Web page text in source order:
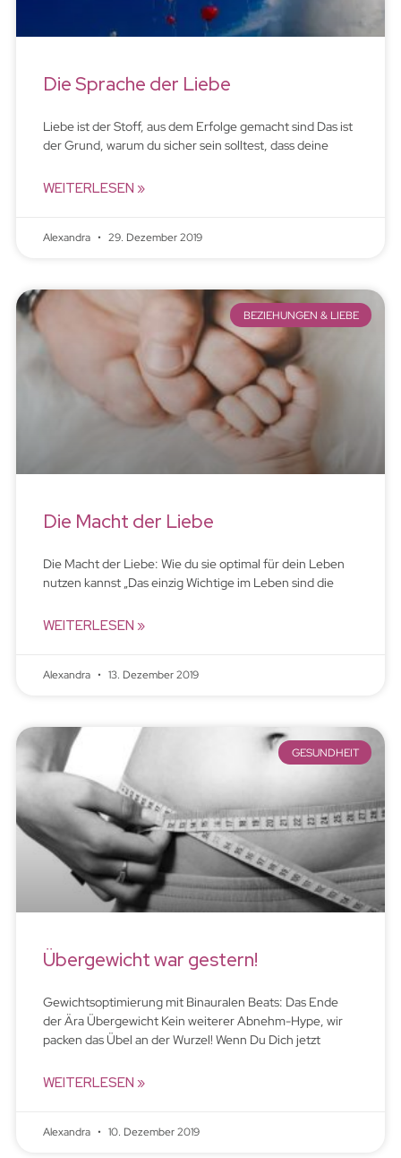
Die Sprache der Liebe
Liebe ist der Stoff, aus dem Erfolge gemacht sind Das ist
der Grund, warum du sicher sein solltest, dass deine
WEITERLESEN »
Alexandra 29. Dezember 2019
BEZIEHUNGEN & LIEBE
Die Macht der Liebe
Die Macht der Liebe: Wie du sie optimal für dein Leben
nutzen kannst „Das einzig Wichtige im Leben sind die
WEITERLESEN »
Alexandra 13. Dezember 2019
GESUNDHEIT
Übergewicht war gestern!
Gewichtsoptimierung mit Binauralen Beats: Das Ende
der Ära Übergewicht Kein weiterer Abnehm-Hype, wir
packen das Übel an der Wurzel! Wenn Du Dich jetzt
WEITERLESEN »
Alexandra 10. Dezember 2019